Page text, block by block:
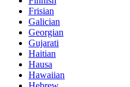
Frisian
Galician
Georgian
Gujarati
Haitian
Hausa
Hawaiian